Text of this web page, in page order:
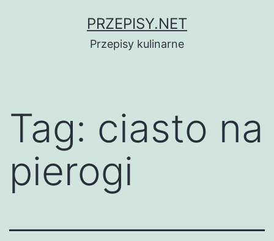
PRZEPISY.NET
Przepisy kulinarne
Tag: ciasto na
pierogi